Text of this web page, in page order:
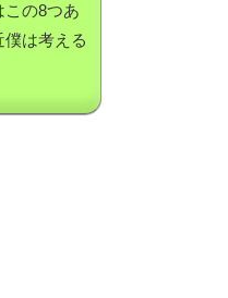
の8つあ
は考える